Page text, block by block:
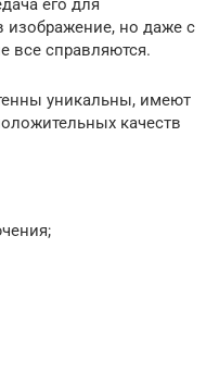
его для
изображение, но даже с
все справляются.
уникальны, имеют
качеств